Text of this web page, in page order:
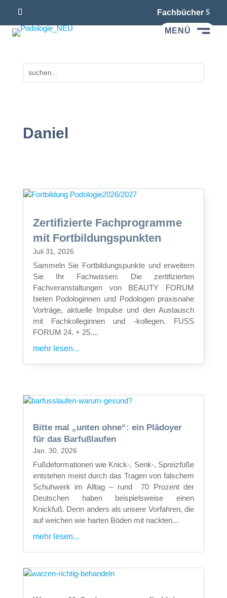
Fachbücher
MENÜ
Daniel
Zertifizierte Fachprogramme
mit Fortbildungspunkten
Juli 31, 2026
Sammeln Sie Fortbildungspunkte und erweitern
Sie Ihr Fachwissen: Die zertifizierten
Fachveranstaltungen von BEAUTY FORUM
bieten Podologinnen und Podologen praxisnahe
Vorträge, aktuelle Impulse und den Austausch
mit Fachkolleginnen und -kollegen. FUSS
FORUM 24. + 25....
mehr lesen...
Bitte mal „unten ohne“: ein Plädoyer
für das Barfußlaufen
Jan. 30, 2026
Fußdeformationen wie Knick-, Senk-, Spreizfüße
entstehen meist durch das Tragen von falschem
Schuhwerk im Alltag – rund 70 Prozent der
Deutschen haben beispielsweise einen
Knickfuß. Denn anders als unsere Vorfahren, die
auf weichen wie harten Böden mit nackten...
mehr lesen...